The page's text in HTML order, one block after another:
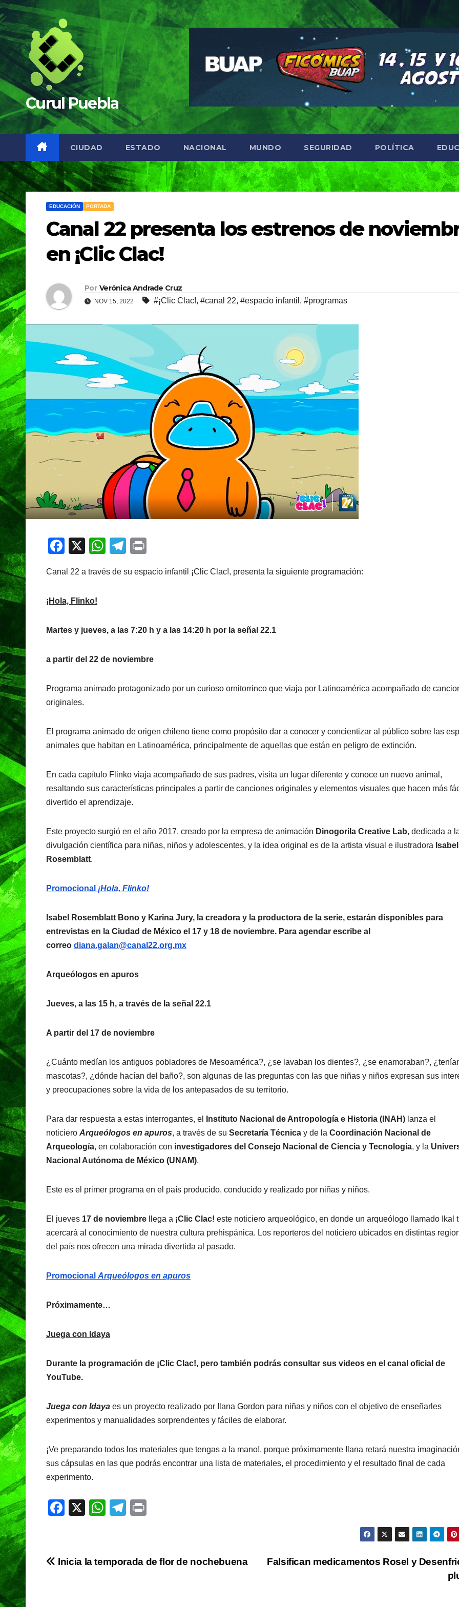
Saltar
al
contenido
Curul Puebla
CIUDAD ESTADO NACIONAL MUNDO SEGURIDAD POLÍTICA
EDUCACIÓN PORTADA
Canal 22 presenta los estrenos de
en ¡Clic Clac!
Por Verónica Andrade Cruz
NOV 15, 2022 #¡Clic Clac!, #canal 22, #espacio infantil , #programas
F
c
e
o
k
X
W
at
p
T
e
m
t
Canal 22 a través de su espacio infantil ¡Clic Clac!, presenta la siguiente programación:
¡Hola, Flinko!
Martes y jueves, a las 7:20 h y a las 14:20 h por la señal 22.1
a partir del 22 de noviembre
Programa animado protagonizado por un curioso ornitorrinco que viaja por Latinoamérica acompañado de
originales.
El programa animado de origen chileno tiene como propósito dar a conocer y concientizar al público sobre las
animales que habitan en Latinoamérica, principalmente de aquellas que están en peligro de extinción.
En cada capítulo Flinko viaja acompañado de sus padres, visita un lugar diferente y conoce un nuevo animal,
resaltando sus características principales a partir de canciones originales y elementos visuales que hacen más
divertido el aprendizaje.
Este proyecto surgió en el año 2017, creado por la empresa de animación Dinogorila Creative Lab, dedicada a
divulgación científica para niñas, niños y adolescentes, y la idea original es de la artista visual e ilustradora Isabel
Rosemblatt.
Promocional ¡Hola, Flinko!
Isabel Rosemblatt Bono y Karina Jury, la creadora y la productora de la serie, estarán disponibles para
entrevistas en la Ciudad de México el 17 y 18 de noviembre. Para agendar escribe al
correo diana.galan@canal22.org.mx
Arqueólogos en apuros
Jueves, a las 15 h, a través de la señal 22.1
A partir del 17 de noviembre
¿Cuánto medían los antiguos pobladores de Mesoamérica?, ¿se lavaban los dientes?, ¿se enamoraban?,
mascotas?, ¿dónde hacían del baño?, son algunas de las preguntas con las que niñas y niños expresan sus
y preocupaciones sobre la vida de los antepasados de su territorio.
Para dar respuesta a estas interrogantes, el Instituto Nacional de Antropología e Historia (INAH) lanza el
noticiero Arqueólogos en apuros, a través de su Secretaría Técnica y de la Coordinación Nacional de
Arqueología, en colaboración con investigadores del Consejo Nacional de Ciencia y Tecnología, y la
Nacional Autónoma de México (UNAM).
Este es el primer programa en el país producido, conducido y realizado por niñas y niños.
El jueves 17 de noviembre llega a ¡Clic Clac! este noticiero arqueológico, en donde un arqueólogo llamado Ikal
acercará al conocimiento de nuestra cultura prehispánica. Los reporteros del noticiero ubicados en distintas
del país nos ofrecen una mirada divertida al pasado.
Promocional Arqueólogos en apuros
Próximamente…
Juega con Idaya
Durante la programación de ¡Clic Clac!, pero también podrás consultar sus videos en el canal oficial de
YouTube.
Juega con Idaya es un proyecto realizado por Ilana Gordon para niñas y niños con el objetivo de enseñarles
experimentos y manualidades sorprendentes y fáciles de elaborar.
¡Ve preparando todos los materiales que tengas a la mano!, porque próximamente Ilana retará nuestra
sus cápsulas en las que podrás encontrar una lista de materiales, el procedimiento y el resultado final de cada
experimento.
F
e
X
W
s
A
T
gr
Navegación
Falsifican medicamentos Rosel y
Inicia la temporada de flor de nochebuena
Carmelitas
Café, el sabor
de Ixtapa-
Oreo®
lanzan
descarta
emergencia
reportan 33
casos en dos
meses
07/08/2026
de
con
Máster de
en Puebla
Capital
02/08/2026
sigue
la
Pepe